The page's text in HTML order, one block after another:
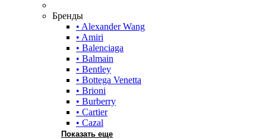
Бренды
• Alexander Wang
• Amiri
• Balenciaga
• Balmain
• Bentley
• Bottega Venetta
• Brioni
• Burberry
• Cartier
• Cazal
Показать еще